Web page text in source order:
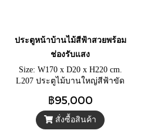
ประตูหน้าบ้านไม้สีฟ้าสวยพร้อม
ช่องรับแสง
Size: W170 x D20 x H220 cm.
L207 ประตูไม้บานใหญ่สีฟ้าขัด
อาณานิคม ประตูร้านกาแฟ
สวยๆ มือจับทองเหลืองหายาก
฿95,000
สั่งซื้อสินค้า